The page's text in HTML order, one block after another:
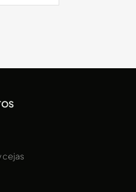
cejas